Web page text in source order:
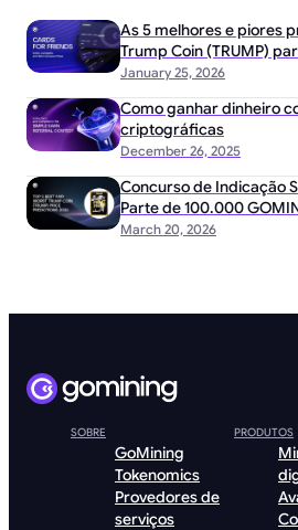
January 25, 2026
As 5 melhores e piores
Trump Coin (TRUMP)
December 26, 2025
Como ganhar dinheiro
criptográficas
March 20, 2026
Concurso de Indicação
Parte de 100.000
SOBRE
GoMining
Tokenomics
Provedores de
serviços
PRODUTOS